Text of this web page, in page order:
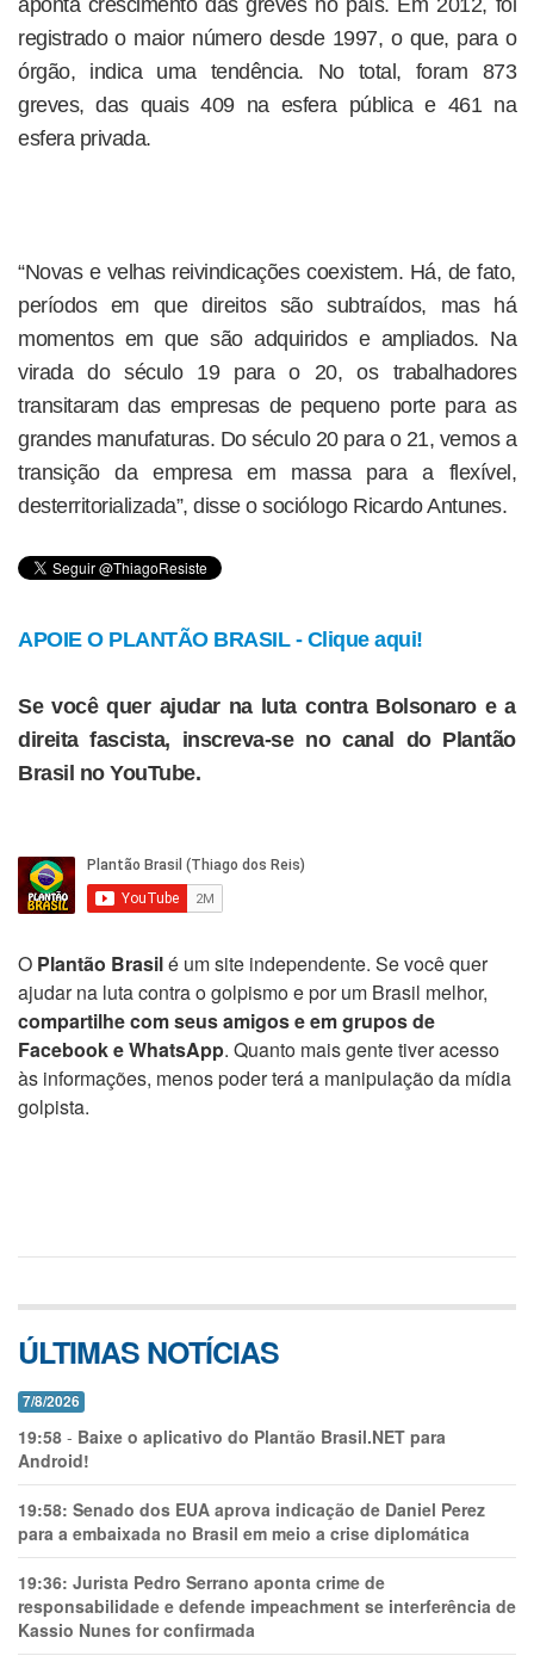
aponta crescimento das greves no país. Em 2012, foi
registrado o maior número desde 1997, o que, para o
órgão, indica uma tendência. No total, foram 873
greves, das quais 409 na esfera pública e 461 na
esfera privada.
“Novas e velhas reivindicações coexistem. Há, de fato,
períodos em que direitos são subtraídos, mas há
momentos em que são adquiridos e ampliados. Na
virada do século 19 para o 20, os trabalhadores
transitaram das empresas de pequeno porte para as
grandes manufaturas. Do século 20 para o 21, vemos a
transição da empresa em massa para a flexível,
desterritorializada”, disse o sociólogo Ricardo Antunes.
APOIE O PLANTÃO BRASIL - Clique aqui!
Se você quer ajudar na luta contra Bolsonaro e a
direita fascista, inscreva-se no canal do Plantão
Brasil no YouTube.
O Plantão Brasilé um site independente. Se você quer
ajudar na luta contra o golpismo e por um Brasil melhor,
compartilhe com seus amigos e em grupos de
Facebook e WhatsApp. Quanto mais gente tiver acesso
às informações, menos poder terá a manipulação da mídia
golpista.
ÚLTIMAS NOTÍCIAS
7/8/2026
19:58 - Baixe o aplicativo do Plantão Brasil.NET para
Android!
19:58: Senado dos EUA aprova indicação de Daniel Perez
para a embaixada no Brasil em meio a crise diplomática
19:36: Jurista Pedro Serrano aponta crime de
responsabilidade e defende impeachment se interferência de
Kassio Nunes for confirmada